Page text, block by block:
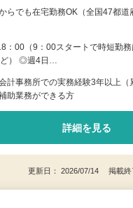
らでも在宅勤務OK（全国47都道
：00（9：00スタートで時短勤
ど） ◎週4日…
会計事務所での実務経験3年以上
助業務ができる方
詳細を見る
更新日： 2026/07/14 掲載終